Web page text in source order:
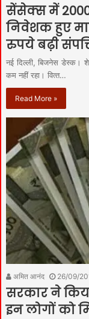
सेंसेक्‍स में
निवेशक हुए
रुपये बढ़ी
नई दिल्‍ली, बिजनेस डेस्‍क।
कम नहीं रहा। वित्‍त…
Read More »
अमित आनंद 26/09/
सरकार ने
इन लोगों को